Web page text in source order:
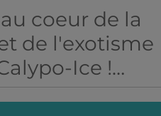
coeur de la
de l'exotisme
Ice !
droit sorti de